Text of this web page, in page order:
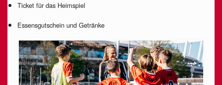
Ticket für das Heimspiel
Essensgutschein und Getränke